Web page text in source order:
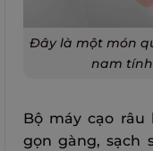
Đây là một món
nam
Bộ máy cạo
gọn gàng, sạch